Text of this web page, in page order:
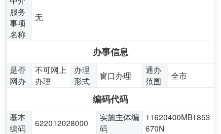
服务
事项
名称
无
办事信息
是否
网办
不可网上
办理
办理
形式
窗口办理
通办
范围
全市
编码代码
基本
编码
622012028000
实施主体编
码
11620400MB1853
670N